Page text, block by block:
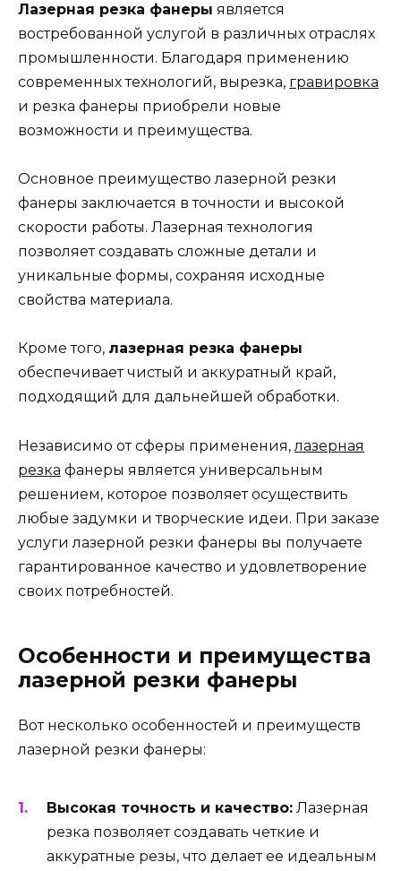
Лазерная резка фанеры является
востребованной услугой в различных отраслях
промышленности. Благодаря применению
современных технологий, вырезка, гравировка
и резка фанеры приобрели новые
возможности и преимущества.
Основное преимущество лазерной резки
фанеры заключается в точности и высокой
скорости работы. Лазерная технология
позволяет создавать сложные детали и
уникальные формы, сохраняя исходные
свойства материала.
Кроме того, лазерная резка фанеры
обеспечивает чистый и аккуратный край,
подходящий для дальнейшей обработки.
Независимо от сферы применения, лазерная
резка фанеры является универсальным
решением, которое позволяет осуществить
любые задумки и творческие идеи. При заказе
услуги лазерной резки фанеры вы получаете
гарантированное качество и удовлетворение
своих потребностей.
Особенности и преимущества
лазерной резки фанеры
Вот несколько особенностей и преимуществ
лазерной резки фанеры:
Высокая точность и качество: Лазерная
резка позволяет создавать четкие и
аккуратные резы, что делает ее идеальным